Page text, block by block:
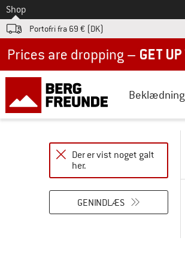
Til
Shop
Portofri fra 69 € (DK)
Beklædning
Der er vist noget galt
her.
GENINDLÆS